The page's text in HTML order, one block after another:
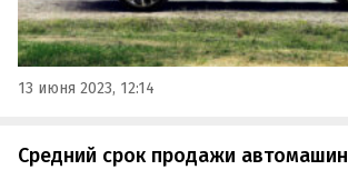
13 июня 2023, 12:14
Средний срок продажи